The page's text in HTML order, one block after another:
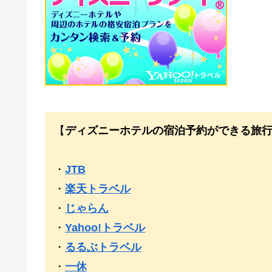
【 ディズニーホテルの宿泊予約ができる旅
・ JTB
・ 楽天トラベル
・ じゃらん
・ Yahoo!トラベル
・ るるぶトラベル
・ 一休